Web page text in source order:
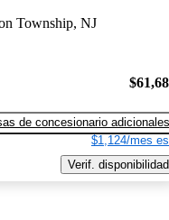
Township, NJ
de concesionario adicionales
$1,124/mes
Verif. disponibilidad